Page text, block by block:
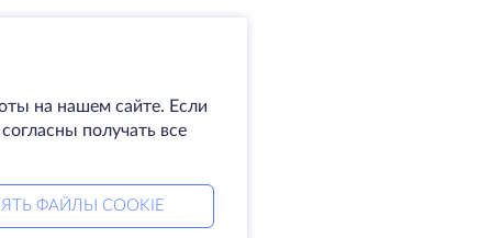
на нашем сайте. Если
получать все
ФАЙЛЫ COOKIE